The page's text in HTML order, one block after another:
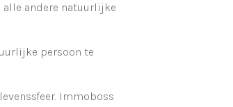
andere natuurlijke
persoon te
Immoboss